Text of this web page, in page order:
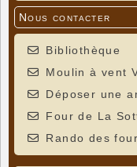
Nous contacter
Bibliothèque
Moulin à vent
Déposer une
Four de La
Rando des